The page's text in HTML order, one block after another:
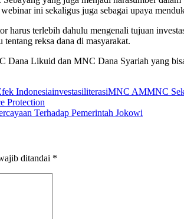
ini sekaligus juga sebagai upaya
harus terlebih dahulu mengenali tujuan
reksa dana di masyarakat.
Dana Likuid dan MNC Dana Syariah yang
IndonesiainvestasiliterasiMNC AMMNC
Protection
Terhadap Pemerintah Jokowi
ditandai *